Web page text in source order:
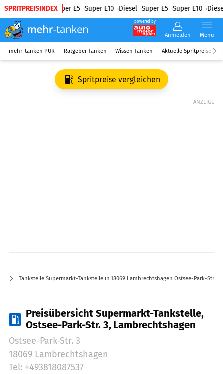
SPRITPREISINDEX
Diesel Super E5 Super E10 Diesel Super E5 Super E10 Diesel
powered by
Anmelden Menü
mehr-tanken PUR Ratgeber Tanken Wissen Tanken Aktuelle Spritpreise
Spritpreise vergleichen
ANZEIGE
Tankstelle Supermarkt-Tankstelle in 18069 Lambrechtshagen Ostsee-Park-Str. 3
Preisübersicht Supermarkt-Tankstelle,
Ostsee-Park-Str. 3, Lambrechtshagen
Ostsee-Park-Str. 3
18069 Lambrechtshagen
Tel: +493818087537